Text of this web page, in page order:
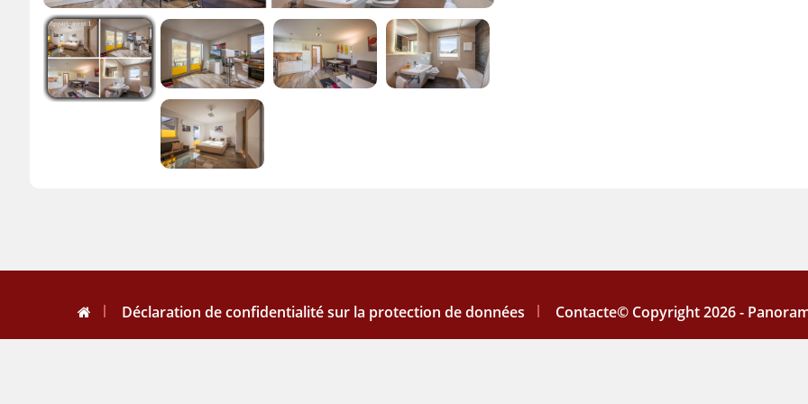
Déclaration de confidentialité sur la protection de données Contacte© Copyright 2026 -